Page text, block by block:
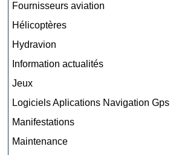
Fournisseurs aviation
Hélicoptères
Hydravion
Information actualités
Jeux
Logiciels Aplications Navigation Gps
Manifestations
Maintenance